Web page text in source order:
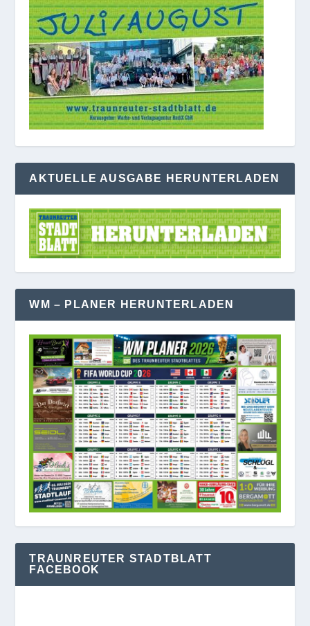
AKTUELLE AUSGABE HERUNTERLADEN
WM – PLANER HERUNTERLADEN
TRAUNREUTER STADTBLATT
FACEBOOK